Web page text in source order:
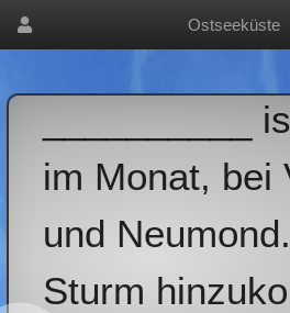
Ostseeküste
__________
im Monat, bei
und
Sturm